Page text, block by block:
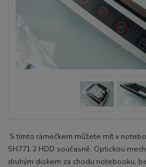
S tímto rámečkem můžete mít v
SH771 2 HDD současně. Optickou
druhým diskem za chodu notebooku,